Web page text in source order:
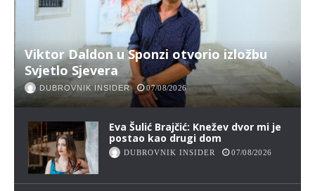
Viktor Daldon u Sponzi otvorio izložbu
Svjetlo Sjevera
DUBROVNIK INSIDER 07/08/2026
Eva Šulić Brajčić: Knežev dvor mi je
postao kao drugi dom
DUBROVNIK INSIDER 07/08/2026